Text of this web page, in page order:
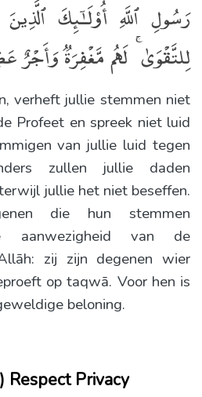
verheft jullie stemmen niet
Profeet en spreek niet luid
van jullie luid tegen
zullen jullie daden
jullie het niet beseffen.
die hun stemmen
aanwezigheid van de
zij zijn degenen wier
op taqwā. Voor hen is
beloning.
رَسُولِ ٱللَّهِ أُو۟لَـٰٓئِكَ
لِلتَّقْوَىٰ ۚ لَهُم مَّغْفِرَةٌۭ وَأَجْرٌ
Respect Privacy